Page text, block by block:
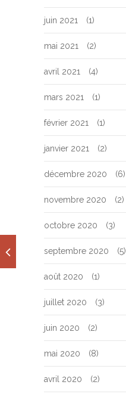
juin 2021 (1)
mai 2021 (2)
avril 2021 (4)
mars 2021 (1)
février 2021 (1)
janvier 2021 (2)
décembre 2020 (6)
novembre 2020 (2)
octobre 2020 (3)
septembre 2020 (5)
août 2020 (1)
juillet 2020 (3)
juin 2020 (2)
mai 2020 (8)
avril 2020 (2)